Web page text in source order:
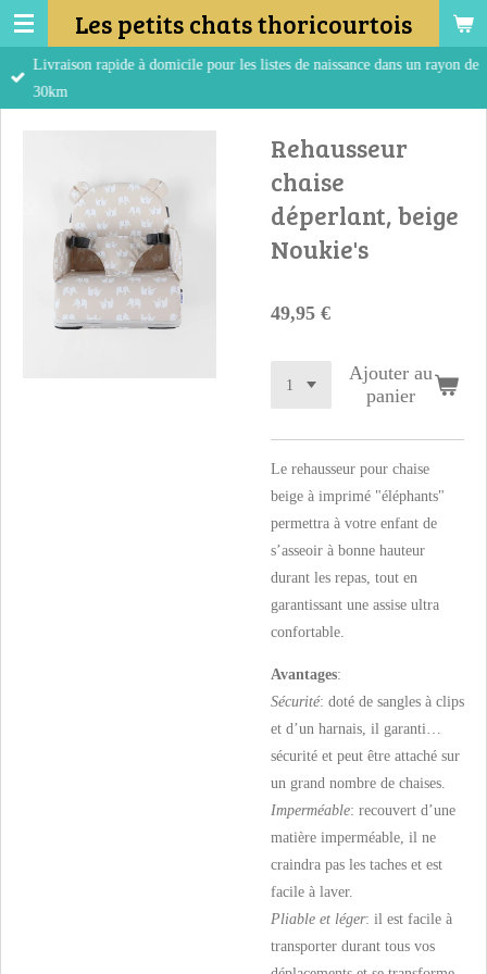
Passer
au
contenu
Les petits chats thoricourtois
Livraison rapide à domicile pour les listes de naissance dans un rayon de
30km
Rehausseur
chaise
déperlant, beige
Noukie's
49,95 €
Ajouter au
panier
Le rehausseur pour chaise
beige à imprimé "éléphants"
permettra à votre enfant de
s’asseoir à bonne hauteur
durant les repas, tout en
garantissant une assise ultra
confortable.
Avantages:
Sécurité: doté de sangles à clips
et d’un harnais, il garanti…
sécurité et peut être attaché sur
un grand nombre de chaises.
Imperméable: recouvert d’une
matière imperméable, il ne
craindra pas les taches et est
facile à laver.
Pliable et léger: il est facile à
transporter durant tous vos